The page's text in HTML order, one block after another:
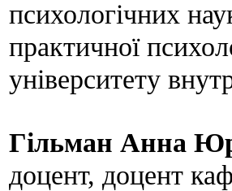
психологічних
практичної
університету
Гільман Анна
доцент, доцент